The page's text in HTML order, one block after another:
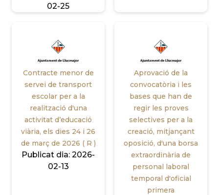
02-25
Contracte menor de
servei de transport
escolar per a la
realització d'una
activitat d’educació
viària, els dies 24 i 26
de març de 2026 ( R )
Publicat dia: 2026-
02-13
Aprovació de la
convocatòria i les
bases que han de
regir les proves
selectives per a la
creació, mitjançant
oposició, d'una borsa
extraordinària de
personal laboral
temporal d'oficial
primera